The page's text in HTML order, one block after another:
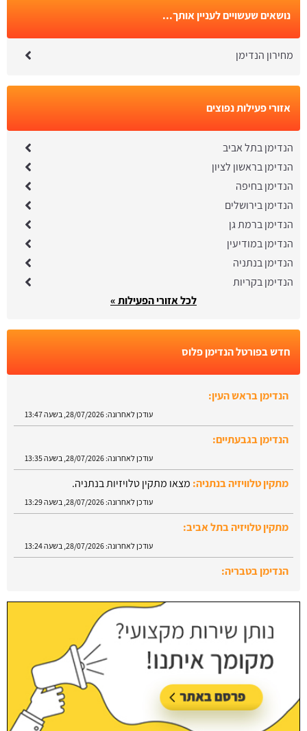
נושאים שעשויים לעניין אותך...
מחירון הנדימן
אזורי פעילות נפוצים
הנדימן בתל אביב
הנדימן בראשון לציון
הנדימן בחיפה
הנדימן בירושלים
הנדימן ברמת גן
הנדימן במודיעין
הנדימן בנתניה
הנדימן בקריות
לכל אזורי הפעילות »
חדש בפורטל הנדימן פלוס
הנדימן בראש העין:
עודכן לאחרונה: 28/07/2026, בשעה 13:47
הנדימן בגבעתיים:
עודכן לאחרונה: 28/07/2026, בשעה 13:35
מתקין טלוויזיה בנתניה: מצאו מתקין טלויזיות בנתניה.
עודכן לאחרונה: 28/07/2026, בשעה 13:29
מתקין טלויזיה בתל אביב:
עודכן לאחרונה: 28/07/2026, בשעה 13:24
הנדימן בטבריה: